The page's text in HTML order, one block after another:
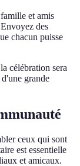
et amis
des
chacun puisse
célébration sera
grande
ceux qui sont
est essentielle
et amicaux.